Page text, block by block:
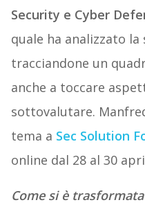
Security e Cyber
quale ha analizzato
tracciandone un
anche a toccare
sottovalutare.
tema a Sec Solution
online dal 28 al 30
Come si è